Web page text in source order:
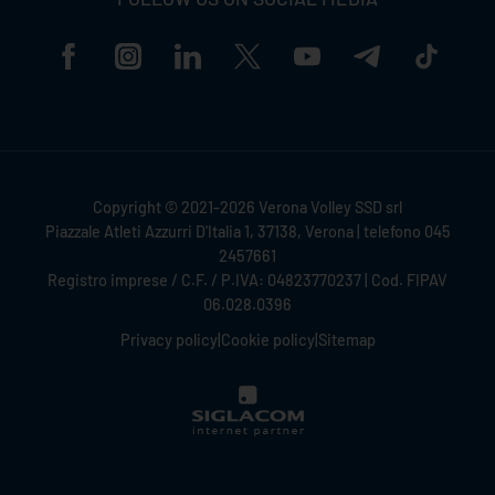
Copyright © 2021-2026 Verona Volley SSD srl
Piazzale Atleti Azzurri D'Italia 1, 37138, Verona | telefono 045
2457661
Registro imprese / C.F. / P.IVA: 04823770237 | Cod. FIPAV
06.028.0396
Privacy policy Cookie policy Sitemap